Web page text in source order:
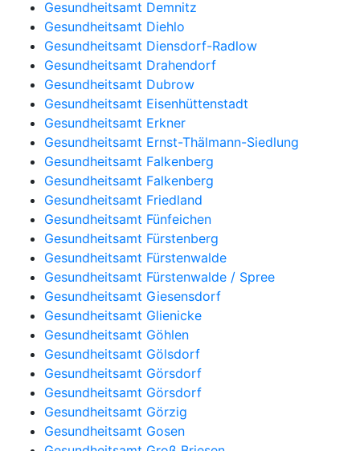
Gesundheitsamt Demnitz
Gesundheitsamt Diehlo
Gesundheitsamt Diensdorf-Radlow
Gesundheitsamt Drahendorf
Gesundheitsamt Dubrow
Gesundheitsamt Eisenhüttenstadt
Gesundheitsamt Erkner
Gesundheitsamt Ernst-Thälmann-Siedlung
Gesundheitsamt Falkenberg
Gesundheitsamt Falkenberg
Gesundheitsamt Friedland
Gesundheitsamt Fünfeichen
Gesundheitsamt Fürstenberg
Gesundheitsamt Fürstenwalde
Gesundheitsamt Fürstenwalde / Spree
Gesundheitsamt Giesensdorf
Gesundheitsamt Glienicke
Gesundheitsamt Göhlen
Gesundheitsamt Gölsdorf
Gesundheitsamt Görsdorf
Gesundheitsamt Görsdorf
Gesundheitsamt Görzig
Gesundheitsamt Gosen